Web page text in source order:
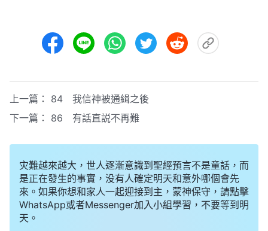
上一篇： 84 我信神被通緝之後
下一篇： 86 有話直説不再難
灾難越來越大，世人逐漸意識到聖經預言不是童話，而
是正在發生的事實，没有人確定明天和意外哪個會先
來。如果你想和家人一起迎接到主，蒙神保守，請點擊
WhatsApp或者Messenger加入小組學習，不要等到明
天。